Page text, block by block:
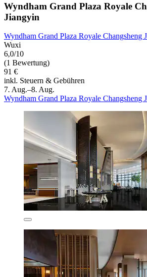
Wyndham Grand Plaza Royale
Jiangyin
Wyndham Grand Plaza Royale Changsheng
Wuxi
6,0/10
(1 Bewertung)
91 €
inkl. Steuern & Gebühren
7. Aug.–8. Aug.
Wyndham Grand Plaza Royale Changsheng